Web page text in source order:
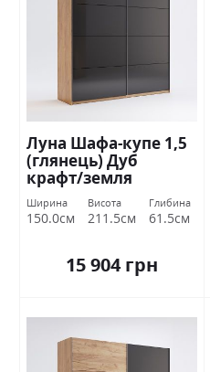
Луна Шафа-купе 1,5
(глянець) Дуб
крафт/земля
Міромарк
Ширина
150.0см
Висота
211.5см
Глибина
61.5см
15 904 грн